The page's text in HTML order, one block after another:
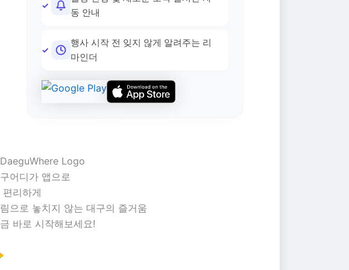
동 안내
행사 시작 전 잊지 않게 알려주는 리
마인더
어디가 앱으로
편리하게
으로 놓치지 않는 대구의 즐거움
바로 시작해보세요!